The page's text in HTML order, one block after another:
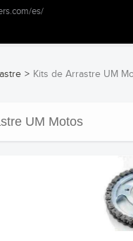
> Kits de Arrastre UM
UM Motos